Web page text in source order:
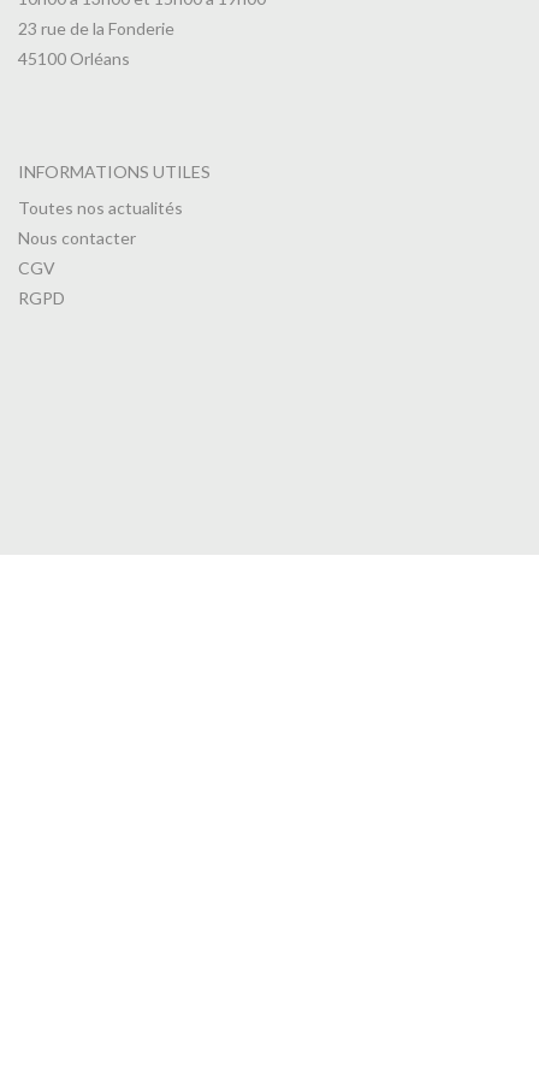
23 rue de la Fonderie
45100 Orléans
INFORMATIONS UTILES
Toutes nos actualités
Nous contacter
CGV
RGPD